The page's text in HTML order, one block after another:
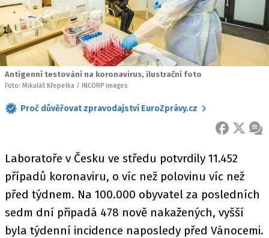
Antigenní testování na koronavirus, ilustrační foto
Foto: Mikuláš Křepelka / INCORP images
Proč důvěřovat zpravodajství EuroZprávy.cz
FACEBOOK
X
Laboratoře v Česku ve středu potvrdily 11.452
případů koronaviru, o víc než polovinu víc než
před týdnem. Na 100.000 obyvatel za posledních
sedm dní připadá 478 nově nakažených, vyšší
byla týdenní incidence naposledy před Vánocemi.